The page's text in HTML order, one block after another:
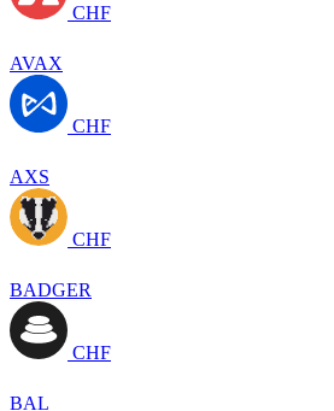
CHF
AVAX
CHF
AXS
CHF
BADGER
CHF
BAL